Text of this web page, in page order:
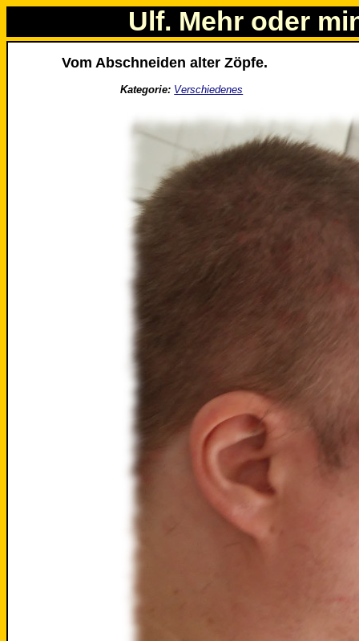
Ulf. Mehr oder
Vom Abschneiden alter Zöpfe.
Kategorie: Verschiedenes